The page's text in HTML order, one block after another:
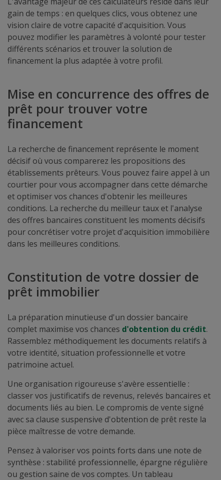
gain de temps : en quelques clics, vous obtenez une
vision claire de votre capacité d'acquisition. Vous
pouvez modifier les paramètres à volonté pour tester
différents scénarios et trouver la solution de
financement la plus adaptée à votre profil.
Mise en concurrence des offres de
prêt pour trouver votre
financement
La recherche de financement représente le moment
décisif où vous comparerez les propositions des
établissements prêteurs. Vous pouvez faire appel à un
courtier pour vous accompagner dans cette démarche
et optimiser vos chances d'obtenir les meilleures
conditions. La recherche du meilleur taux et l'analyse
des offres bancaires constituent les moments décisifs
pour concrétiser votre projet d'acquisition immobilière
dans les meilleures conditions.
Constitution de votre dossier de
prêt immobilier
La préparation minutieuse d'un dossier bancaire
complet maximise vos chances d'obtention du crédit.
Rassemblez méthodiquement les documents relatifs à
votre identité, situation professionnelle et votre
patrimoine actuel.
Une organisation rigoureuse s'avère essentielle :
classer vos justificatifs de revenus, relevés bancaires et
documents liés au bien. Le compromis de vente signé
avec sa clause suspensive d'obtention de prêt reste la
pièce maîtresse de votre demande.
Pensez à valoriser vos points forts dans une note de
synthèse : stabilité professionnelle, épargne régulière
ou gestion saine de vos comptes. Un tableau